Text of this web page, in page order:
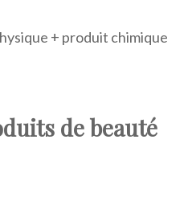
de beauté